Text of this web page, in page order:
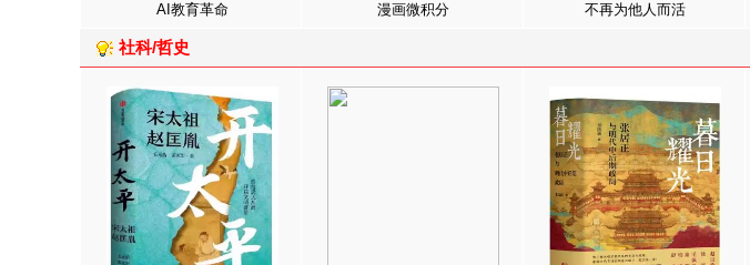
AI教育革命 漫画微积分 不再为他人而活
社科/哲史